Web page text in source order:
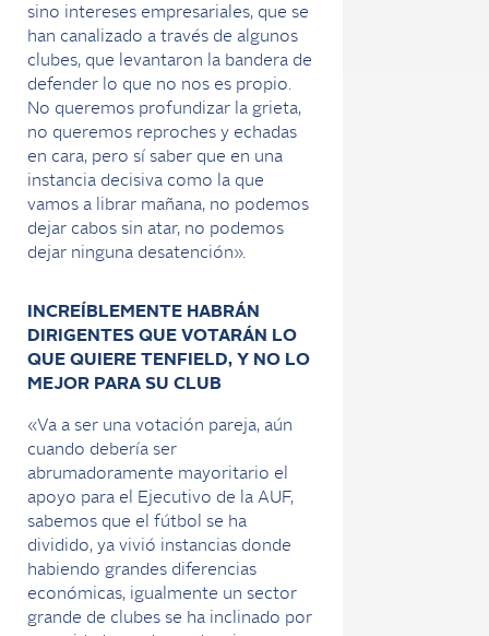
sino intereses empresariales, que se
han canalizado a través de algunos
clubes, que levantaron la bandera de
defender lo que no nos es propio.
No queremos profundizar la grieta,
no queremos reproches y echadas
en cara, pero sí saber que en una
instancia decisiva como la que
vamos a librar mañana, no podemos
dejar cabos sin atar, no podemos
dejar ninguna desatención».
INCREÍBLEMENTE HABRÁN
DIRIGENTES QUE VOTARÁN LO
QUE QUIERE TENFIELD, Y NO LO
MEJOR PARA SU CLUB
«Va a ser una votación pareja, aún
cuando debería ser
abrumadoramente mayoritario el
apoyo para el Ejecutivo de la AUF,
sabemos que el fútbol se ha
dividido, ya vivió instancias donde
habiendo grandes diferencias
económicas, igualmente un sector
grande de clubes se ha inclinado por